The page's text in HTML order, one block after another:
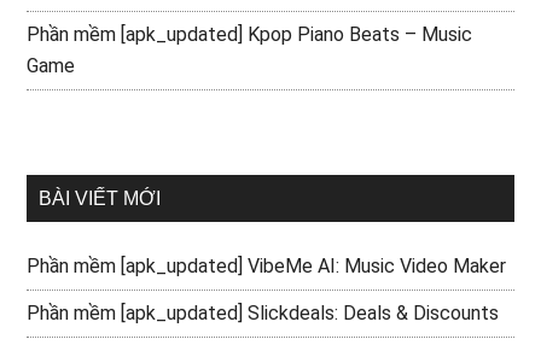
Phần mềm [apk_updated] Kpop Piano Beats – Music
Game
BÀI VIẾT MỚI
Phần mềm [apk_updated] VibeMe AI: Music Video Maker
Phần mềm [apk_updated] Slickdeals: Deals & Discounts